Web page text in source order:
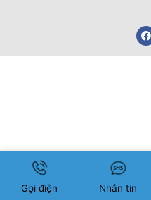
Gọi điện Nhắn tin